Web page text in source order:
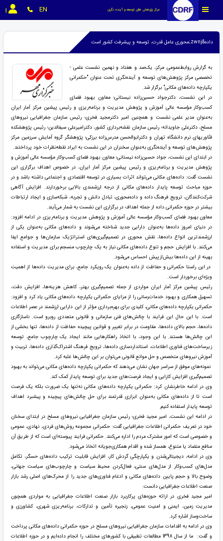
مرکز پژوهش های توسعه و آینده نگری EN
داده&zwnj;محوری عامل قدرت، توسعه و پیشرفت کشور است
به گزارش روابط‌عمومی مرکز، یک‌صد و هفتاد و نهمین نشست علمی -
تخصصی مرکز پژوهش‌های توسعه و آینده‌نگری تحت عنوان "حکمرانی
یکپارچه داده‌های مکانی" برگزار شد.
در این نشست، دکترجواد حسین‌زاده نیستانی؛ معاون بهبود فضای
کسب‌وکار مؤسسه عالی آموزش و پژوهش مدیریت و برنامه‌ریزی و رئیس پیشین مرکز آمار ایران
به‌عنوان مدیر علمی نشست و همچنین امیر دکترمجید فخری؛ رئیس سازمان جغرافیایی نیروهای
مسلح، دکترعلی جاویدانه؛ رئیس سازمان نقشه‌برداری کشور، دکترامیرعلی سیفالدین؛ رئیس پژوهشکده
فنّاوریهای نرم دانشگاه تهران و دکترابوالحسن مدرس‌زاده برزکی؛ پژوهشگر گروه آمایش سرزمین مرکز
پژوهش‌های توسعه و آینده‌نگری به‌‌عنوان سخنران در این نشست به ایراد نقطه‌نظرات خود پرداختند.
در ابتدای این نشست، جواد حسین‌زاده نیستانی؛ معاون بهبود فضای کسب‌وکار مؤسسه عالی آموزش و
پژوهش مدیریت و برنامه‌ریزی و رئیس پیشین مرکز آمار ایران، در خصوص اهداف برگزاری این
نشست گفت: داده‌های مکانی می‌تواند اثرات بسیاری در توسعه اقتصادی و اجتماعی داشته باشد و در
حوزه مباحث توسعه پایدار داده‌های مکانی از درجه ارزشمندی بالایی برخوردارند. افزایش آگاهی
شرکت‌کنندگان، ترویج فرهنگ داده و داده‌محوری، تبادل دانش و تجربه، شبکه‌سازی و ایجاد ارتباطات
بیشتر در حوزه حکمرانی داده از جمله اهداف در برگزاری این نشست به شمار می‌آیند.
معاون بهبود فضای کسب‌وکار مؤسسه عالی آموزش و پژوهش مدیریت و برنامه‌ریزی در ادامه افزود:
در دنیای امروز داده‌ها به‌عنوان دارایی جدید شناخته می‌شوند و داده‌های مکانی به‌عنوان یکی از
ارزشمندترین انواع داده‌ها، نقش محوری در تصمیم‌گیری‌های استراتژیک سازمان‌ها و جوامع ایفا
می‌کنند. با افزایش حجم و تنوع داده‌های مکانی نیاز به یک چارچوب منسجم برای مدیریت و استفاده
بهینه از این داده‌ها بیش‌ازپیش احساس می‌شود.
در این راستا حکمرانی و حفاظت از داده به‌عنوان یک رویکرد جامع، برای مدیریت داده‌ها از اهمیت
ویژه‌ای برخوردار است.
رئیس پیشین مرکز آمار ایران مواردی از جمله تصمیم‌گیری بهتر، کاهش هزینه‌ها، افزایش دقت،
تسهیل همکاری و بهبود خدمات‌رسانی را از مزایای حکمرانی یکپارچه داده‌های مکانی یاد کرد و افزود:
حکمرانی یکپارچه داده‌های مکانی، کلیدی برای بهره‌برداری مؤثر از این دارایی ارزشمند در عصر اطلاعات
است. با این حال این فرایند با چالش‌های فنی سازمانی و قانونی متعددی روبرو است. ناسازگاری
داده‌ها، حجم بالای داده‌ها، مقاومت در برابر تغییر و قوانین پیچیده حفاظت از داده‌ها، تنها بخشی از
این چالش‌ها هستند. با این وجود، با اتخاذ راهکارهایی مانند ایجاد یک چارچوب جامع، توسعه
زیرساخت‌های فناوری اطلاعات، استانداردسازی داده‌ها، ترویج فرهنگ اشتراک‌گذاری داده‌ها، تربیت و
آموزش نیروهای متخصص و حل موانع قانونی می‌توان بر این چالش‌ها غلبه کرد.
نمونه‌های موفق از سراسر جهان نشان می‌دهند که حکمرانی یکپارچه داده‌های مکانی می‌تواند به بهبود
تصمیم‌گیری افزایش کارایی و ایجاد فرصت‌های جدید برای توسعه پایدار کمک کند.
وی در ادامه خاطرنشان کرد: حکمرانی یکپارچه داده‌های مکانی نه‌تنها یک ضرورت بلکه یک فرصت
است تا از داده‌های مکانی به‌عنوان ابزاری قدرتمند برای حل چالش‌های پیچیده و پیشبرد اهداف
توسعه پایدار استفاده کنیم.
در ادامه این نشست، امیر مجید فخری؛ رئیس سازمان جغرافیایی نیروهای مسلح در ابتدای سخنان
خود در تعریف حکمرانی اطلاعات جغرافیایی گفت: حکمرانی مجموعه روش‌های فردی، نهادی، عمومی
و خصوصی است که امور مشترک مردم را اداره می‌کنند. حکمرانی فرایند پیوسته‌ای است که از طریق آن
منافع متضاد یا متنوع، همساز شده و اقدام همکاری‌جویانه اتخاذ می‌شود.
وی در ادامه، دیجیتالی‌شدن و یکپارچگی گردش کار، افزایش قابلیت ترکیب داده‌های حسگر، تکامل
مدل‌های کسب‌وکار از مدل‌های سنتی، فعال‌کردن محیط سیاست و چارچوب‌های سیاست جهانی،
وضوح بالا و حجم پایین داده‌های مکانی و ادغام فناوری‌های جدید را از محرک‌های اصلی رشد بازار
صنعت اطلاعات جغرافیایی دانست.
امیر مجید فخری در ارائه حوزه‌های پرکاربرد بازار صنعت اطلاعات جغرافیایی به مواردی همچون
مدیریت زمین، ایمنی و امنیت عمومی، زنجیره تأمین و تدارکات، برنامه‌ریزی شهری، کشاورزی و
ساخت‌وساز اشاره کرد.
وی در ادامه به اقدامات سازمان جغرافیایی نیروهای مسلح در حوزه حکمرانی داده‌های مکانی پرداخت
و گفت: ما از سال 1398 مطالعات تطبیقی با کشور‌های مختلف را انجام داده‌ایم و در حوزه اطلاعات